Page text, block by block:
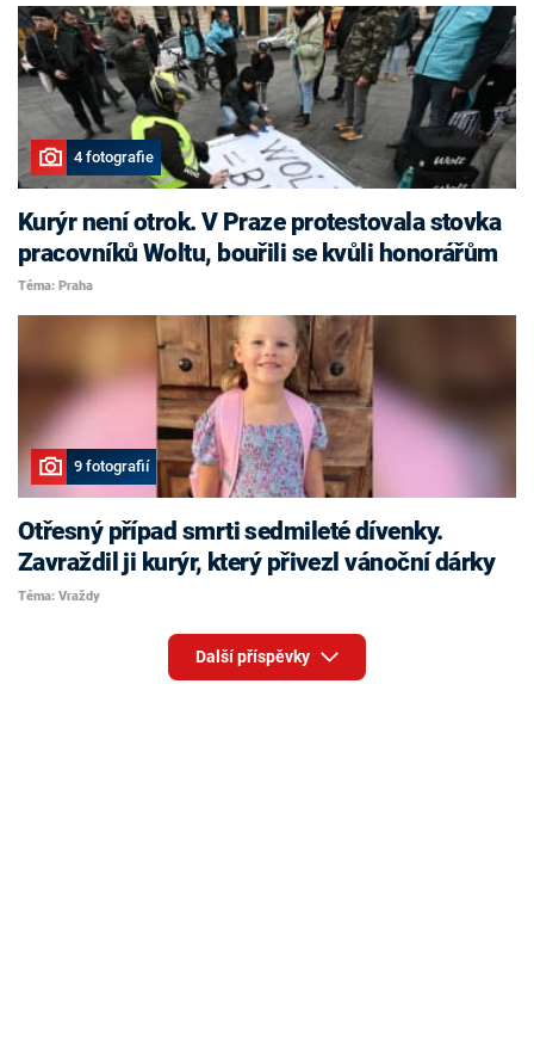
4 fotografie
Kurýr není otrok. V Praze protestovala stovka
pracovníků Woltu, bouřili se kvůli honorářům
Téma: Praha
9 fotografií
Otřesný případ smrti sedmileté dívenky.
Zavraždil ji kurýr, který přivezl vánoční dárky
Téma: Vraždy
Další příspěvky